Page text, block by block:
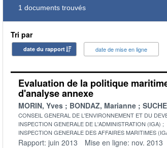
1 documents trouvés
Tri par
date du rapport date de mise en ligne
Evaluation de la politique
d'analyse annexe
MORIN, Yves BONDAZ, Marianne
CONSEIL GENERAL DE L'ENVIRONNEMENT ET DU
INSPECTION GENERALE DE L'ADMINISTRATION (IGA)
INSPECTION GENERALE DES AFFAIRES MARITIMES
Rapport: juin 2013 Mise en ligne: nov. 2013